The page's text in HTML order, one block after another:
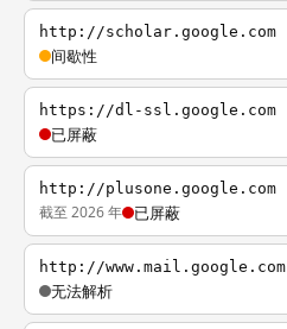
http://scholar.google.com
间歇性
https://dl-ssl.google.com
已屏蔽
http://plusone.google.com
截至 2026 年 已屏蔽
http://www.mail.google.com
无法解析